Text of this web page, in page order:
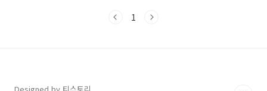
발행권자는 서울특별시장 및 서울 25개 자치구
하게 사용할 수 있습니다. 현재 유통중인 서울사
1